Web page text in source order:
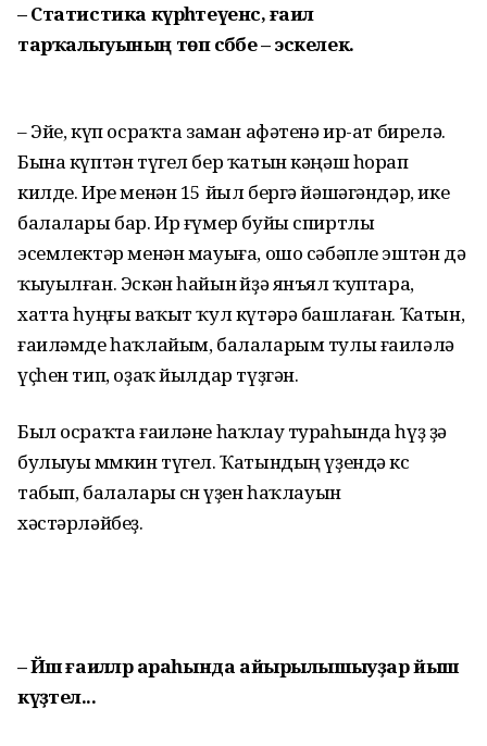
– Статистика күрһәтеүенсә, ғаилә
тарҡалыуының төп сәбәбе – эскелек.
– Эйе, күп осраҡта заман афәтенә ир-ат бирелә.
Бына күптән түгел бер ҡатын кәңәш һорап
килде. Ире менән 15 йыл бергә йәшәгәндәр, ике
балалары бар. Ир ғүмер буйы спиртлы
эсемлектәр менән мауыға, ошо сәбәпле эштән дә
ҡыуылған. Эскән һайын өйҙә янъял ҡуптара,
хатта һуңғы ваҡыт ҡул күтәрә башлаған. Ҡатын,
ғаиләмде һаҡлайым, балаларым тулы ғаиләлә
үҫһен тип, оҙаҡ йылдар түҙгән.
Был осраҡта ғаиләне һаҡлау тура­һында һүҙ ҙә
булыуы мөмкин түгел. Ҡатындың үҙендә көс
табып, балалары өсөн үҙен һаҡлауын
хәстәрләйбеҙ.
– Йәш ғаиләләр араһында айырылышыуҙар йыш
күҙәтелә...